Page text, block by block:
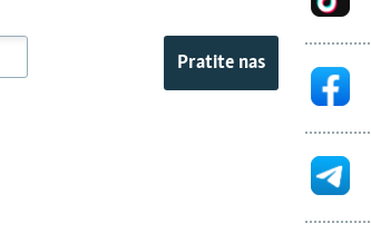
Pratite nas